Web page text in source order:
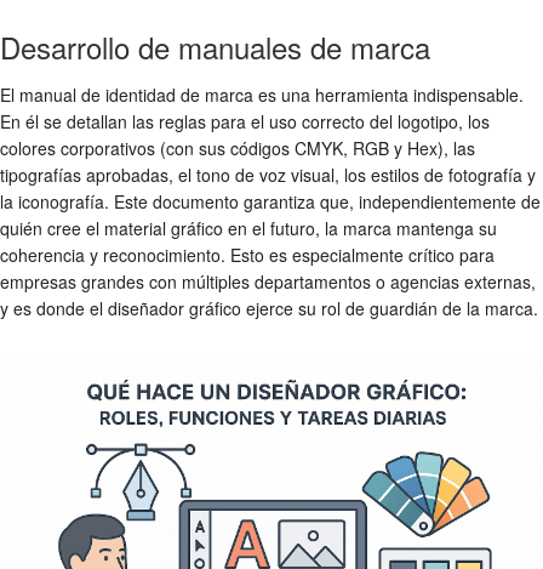
Desarrollo de manuales de marca
El manual de identidad de marca es una herramienta indispensable.
En él se detallan las reglas para el uso correcto del logotipo, los
colores corporativos (con sus códigos CMYK, RGB y Hex), las
tipografías aprobadas, el tono de voz visual, los estilos de fotografía y
la iconografía. Este documento garantiza que, independientemente de
quién cree el material gráfico en el futuro, la marca mantenga su
coherencia y reconocimiento. Esto es especialmente crítico para
empresas grandes con múltiples departamentos o agencias externas,
y es donde el diseñador gráfico ejerce su rol de guardián de la marca.